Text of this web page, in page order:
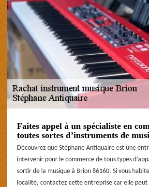
Faites appel à un spécialiste en
toutes sortes d’instruments de
Découvrez que Stéphane Antiquaire est une
intervenir pour le commerce de tous types
sortir de la musique à Brion 86160. Si vous
localité, contactez cette entreprise car elle